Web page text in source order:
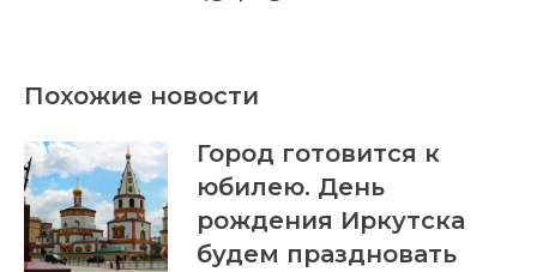
Похожие новости
Город готовится к
юбилею. День
рождения Иркутска
будем праздновать